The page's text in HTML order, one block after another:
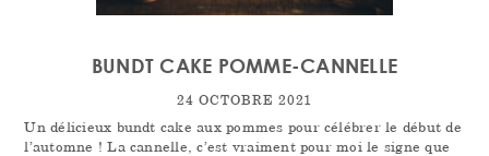
BUNDT CAKE POMME-CANNELLE
24 OCTOBRE 2021
Un délicieux bundt cake aux pommes pour célébrer le début de
l’automne ! La cannelle, c’est vraiment pour moi le signe que